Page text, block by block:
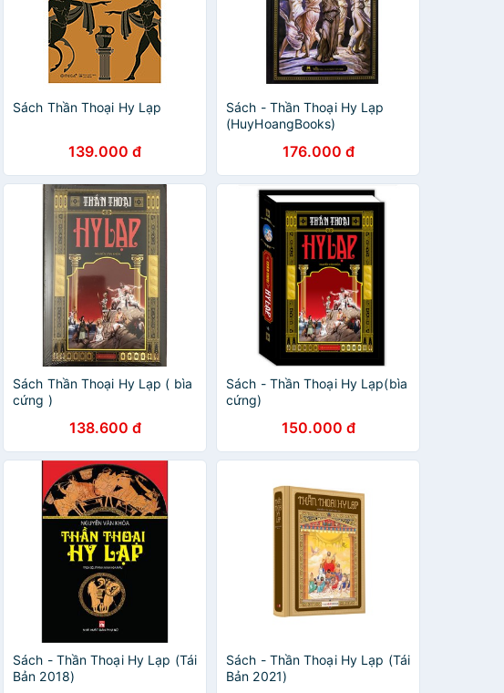
Sách Thần Thoại Hy Lạp
139.000 đ
Sách - Thần Thoại Hy Lạp
(HuyHoangBooks)
176.000 đ
Sách Thần Thoại Hy Lạp ( bìa
cứng )
138.600 đ
Sách - Thần Thoại Hy Lạp(bìa
cứng)
150.000 đ
Sách - Thần Thoại Hy Lạp (Tái
Bản 2018)
Sách - Thần Thoại Hy Lạp (Tái
Bản 2021)